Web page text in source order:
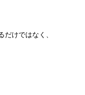
けではなく、